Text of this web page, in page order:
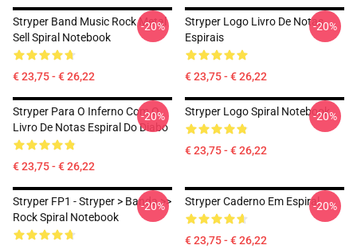
Stryper Band Music Rock Metal
Sell Spiral Notebook
€ 23,75 - € 26,22
-20%
Stryper Logo Livro De Notas
Espirais
€ 23,75 - € 26,22
-20%
Stryper Para O Inferno Com O
Livro De Notas Espiral Do Diabo
€ 23,75 - € 26,22
-20% Stryper Logo Spiral Notebook
€ 23,75 - € 26,22
-20%
Stryper FP1 - Stryper > Banda >>
Rock Spiral Notebook
-20% Stryper Caderno Em Espiral
€ 23,75 - € 26,22
-20%